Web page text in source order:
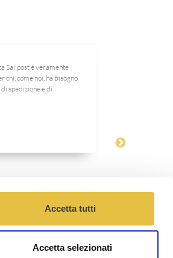
Accetta tutti
Accetta selezionati
Sailpost è veramente
chi, come noi, ha bisogno
spedizione e di